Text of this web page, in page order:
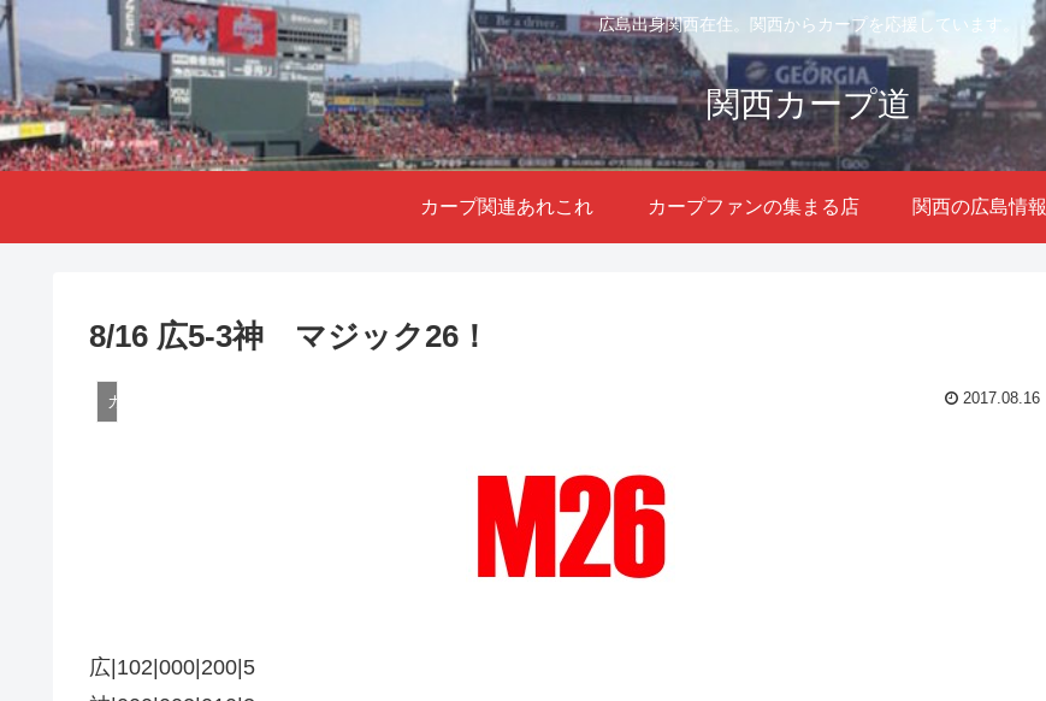
広島出身関西在住。関西からカープを応援しています。
関西カープ道
カープ関連あれこれ カープファンの集まる店 関西の広島情報
8/16 広5-3神 マジック26！
カープ関連 2017.08.16
広|102|000|200|5